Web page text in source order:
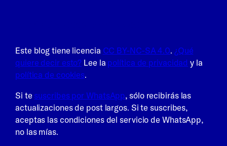
Este blog tiene licencia CC BY-NC-SA 4.0. ¿Qué
quiere decir esto? Lee la política de privacidad y la
política de cookies.
Si te suscribes por WhatsApp, sólo recibirás las
actualizaciones de post largos. Si te suscribes,
aceptas las condiciones del servicio de WhatsApp,
no las mías.